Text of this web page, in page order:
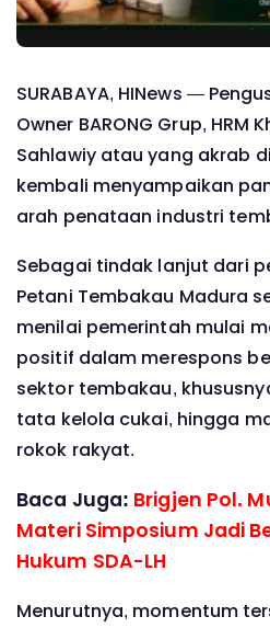
SURABAYA, HINews —
Owner BARONG Grup, HRM
Sahlawiy atau yang akrab
kembali menyampaikan
arah penataan industri
Sebagai tindak lanjut dari
Petani Tembakau Madura
menilai pemerintah mulai
positif dalam merespons
sektor tembakau,
tata kelola cukai, hingga
rokok rakyat.
Baca Juga: Brigjen Pol.
Materi Simposium Jadi
Hukum SDA-LH
Menurutnya, momentum